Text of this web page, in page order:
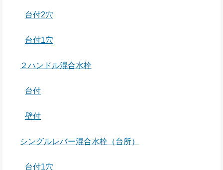
台付2穴
台付1穴
２ハンドル混合水栓
台付
壁付
シングルレバー混合水栓（台所）
台付1穴